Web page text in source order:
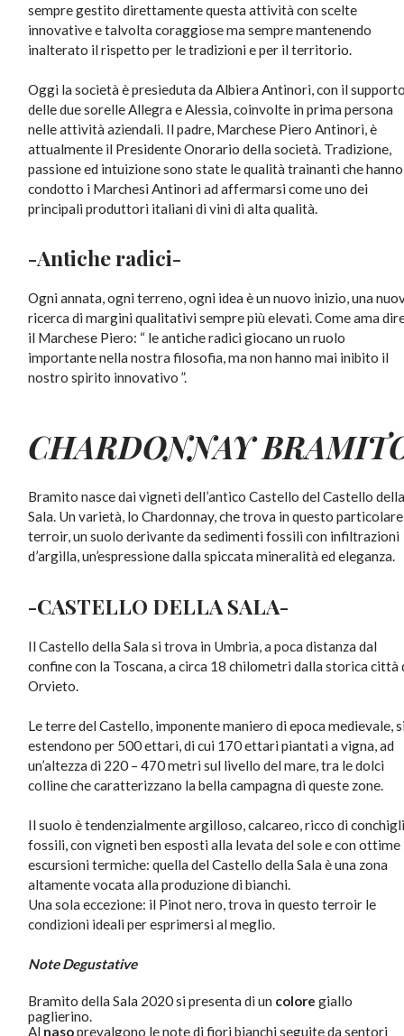
sempre gestito direttamente questa attività con scelte
innovative e talvolta coraggiose ma sempre mantenendo
inalterato il rispetto per le tradizioni e per il territorio.
Oggi la società è presieduta da Albiera Antinori, con il
delle due sorelle Allegra e Alessia, coinvolte in prima persona
nelle attività aziendali. Il padre, Marchese Piero Antinori, è
attualmente il Presidente Onorario della società. Tradizione,
passione ed intuizione sono state le qualità trainanti che hanno
condotto i Marchesi Antinori ad affermarsi come uno dei
principali produttori italiani di vini di alta qualità.
-Antiche radici-
Ogni annata, ogni terreno, ogni idea è un nuovo inizio, una
ricerca di margini qualitativi sempre più elevati. Come ama
il Marchese Piero: “ le antiche radici giocano un ruolo
importante nella nostra filosofia, ma non hanno mai inibito il
nostro spirito innovativo ”.
CHARDONNAY
Bramito nasce dai vigneti dell’antico Castello del Castello
Sala. Un varietà, lo Chardonnay, che trova in questo particolare
terroir, un suolo derivante da sedimenti fossili con infiltrazioni
d’argilla, un’espressione dalla spiccata mineralità ed eleganza.
-CASTELLO DELLA SALA-
Il Castello della Sala si trova in Umbria, a poca distanza dal
confine con la Toscana, a circa 18 chilometri dalla storica città
Orvieto.
Le terre del Castello, imponente maniero di epoca medievale,
estendono per 500 ettari, di cui 170 ettari piantati a vigna, ad
un’altezza di 220 – 470 metri sul livello del mare, tra le dolci
colline che caratterizzano la bella campagna di queste zone.
Il suolo è tendenzialmente argilloso, calcareo, ricco di
fossili, con vigneti ben esposti alla levata del sole e con ottime
escursioni termiche: quella del Castello della Sala è una zona
altamente vocata alla produzione di bianchi.
Una sola eccezione: il Pinot nero, trova in questo terroir le
condizioni ideali per esprimersi al meglio.
Note Degustative
Bramìto della Sala 2020 si presenta di un colore giallo
paglierino.
Al nasoprevalgono le note di fiori bianchi seguite da sentori